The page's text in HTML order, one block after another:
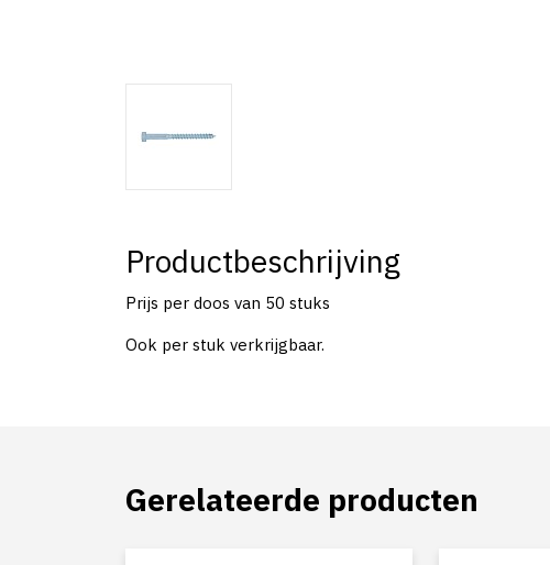
Productbeschrijving
Prijs per doos van 50 stuks
Ook per stuk verkrijgbaar.
Gerelateerde producten